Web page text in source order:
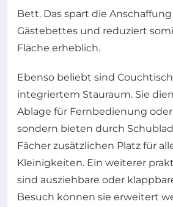
Bett. Das spart die
Gästebettes und reduziert
Fläche erheblich.
Ebenso beliebt sind
integriertem Stauraum. Sie
Ablage für Fernbedienung
sondern bieten durch
Fächer zusätzlichen Platz für
Kleinigkeiten. Ein weiterer
sind ausziehbare oder
Besuch können sie erweitert